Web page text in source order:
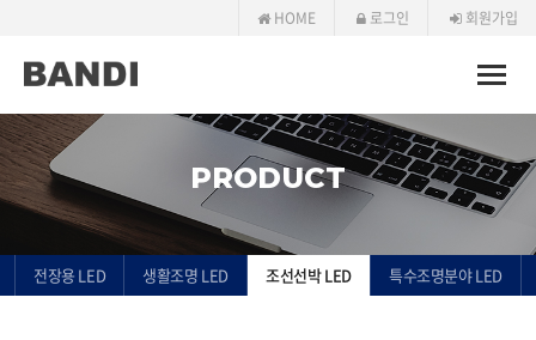
HOME 로그인 회원가입
Toggle
PRODUCT
전장용 LED 생활조명 LED 조선선박 LED 특수조명분야 LED